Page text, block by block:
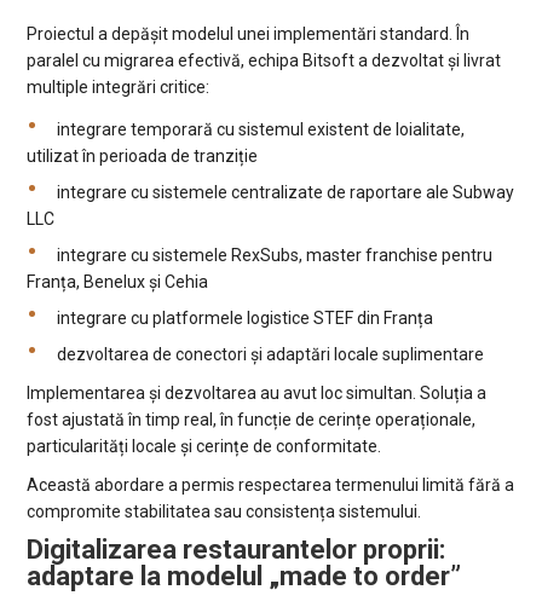
Proiectul a depășit modelul unei implementări standard. În
paralel cu migrarea efectivă, echipa Bitsoft a dezvoltat și livrat
multiple integrări critice:
integrare temporară cu sistemul existent de loialitate,
utilizat în perioada de tranziție
integrare cu sistemele centralizate de raportare ale Subway
LLC
integrare cu sistemele RexSubs, master franchise pentru
Franța, Benelux și Cehia
integrare cu platformele logistice STEF din Franța
dezvoltarea de conectori și adaptări locale suplimentare
Implementarea și dezvoltarea au avut loc simultan. Soluția a
fost ajustată în timp real, în funcție de cerințe operaționale,
particularități locale și cerințe de conformitate.
Această abordare a permis respectarea termenului limită fără a
compromite stabilitatea sau consistența sistemului.
Digitalizarea restaurantelor proprii:
adaptare la modelul „made to order”